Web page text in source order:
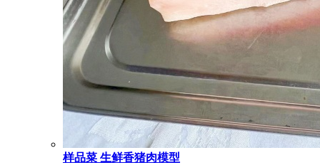
样品菜 生鲜香猪肉模型